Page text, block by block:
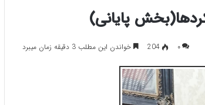
پایانی)
۰ 204 خواندن این مطلب 3 دقیقه زمان میبرد